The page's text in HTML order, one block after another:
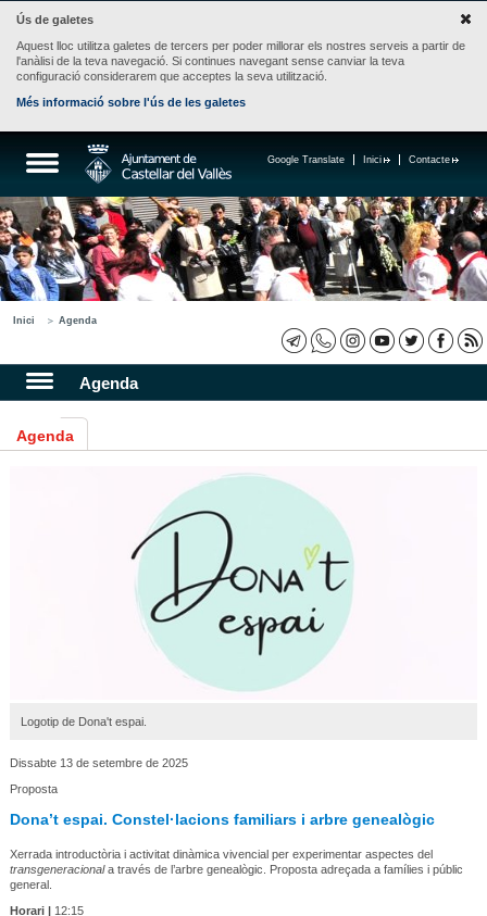
Ús de galetes
Aquest lloc utilitza galetes de tercers per poder millorar els nostres serveis a partir de
l'anàlisi de la teva navegació. Si continues navegant sense canviar la teva
configuració considerarem que acceptes la seva utilització.
Més informació sobre l'ús de les galetes
Contacte
Inici
Google Translate
Inici Agenda
Agenda
Agenda
Logotip de Dona't espai.
Dissabte 13 de setembre de 2025
Proposta
Dona’t espai. Constel·lacions familiars i arbre genealògic
Xerrada introductòria i activitat dinàmica vivencial per experimentar aspectes del
transgeneracionala través de l’arbre genealògic. Proposta adreçada a famílies i públic
general.
Horari |12:15